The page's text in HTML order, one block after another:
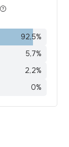
92,5%
5,7%
2,2%
0%